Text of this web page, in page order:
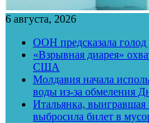
6 августа, 2026
ООН предсказала голод
«Взрывная диарея»
США
Молдавия начала
воды из-за обмеления
Итальянка,
выбросила билет в